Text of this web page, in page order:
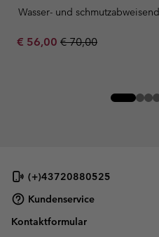
Wasser- und schmutzabweisend
Sale price:
€ 56,00 Regular price:
€ 70,00
(+)43720880525
Kundenservice
Kontaktformular